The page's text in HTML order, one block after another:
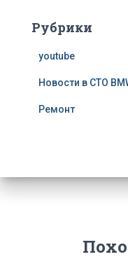
Рубрики
youtube
Новости в СТО
Ремонт